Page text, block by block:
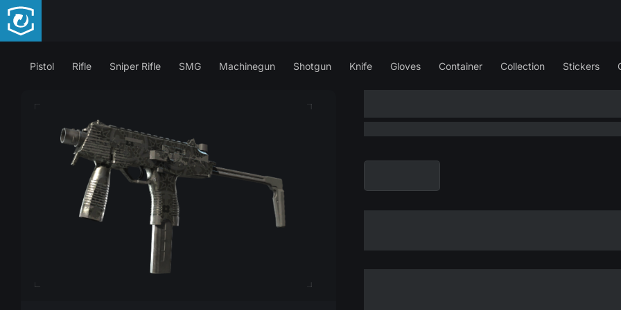
Pistol Rifle Sniper Rifle SMG Machinegun Shotgun Knife Gloves Container Collection Stickers